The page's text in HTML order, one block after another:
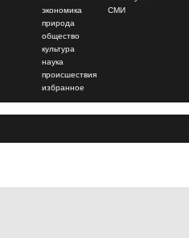
экономика
природа
общество
культура
наука
происшествия
избранное
СМИ